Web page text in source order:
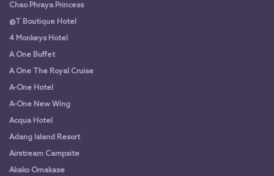
Chao Phraya Princess
@T Boutique Hotel
4 Monkeys Hotel
A One Buffet
A One The Royal Cruise
A-One Hotel
A-One New Wing
Acqua Hotel
Adang Island Resort
Airstream Campsite
Akako Omakase